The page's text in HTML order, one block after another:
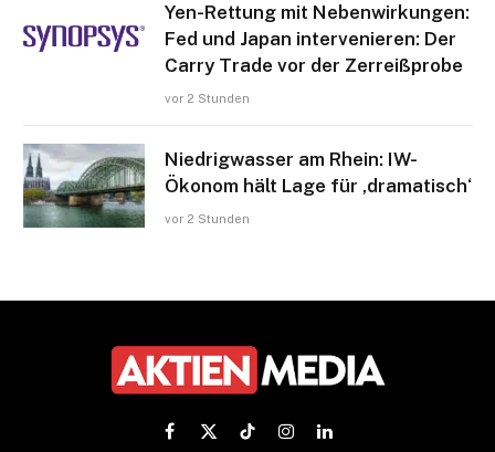
Yen-Rettung mit Nebenwirkungen:
Fed und Japan intervenieren: Der
Carry Trade vor der Zerreißprobe
vor 2 Stunden
Niedrigwasser am Rhein: IW-
Ökonom hält Lage für ‚dramatisch‘
vor 2 Stunden
Facebook
X TikTokInstagramLinkedIn